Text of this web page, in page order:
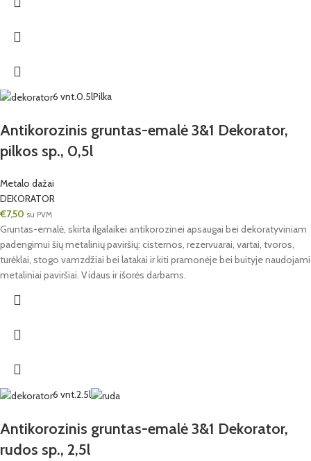
6 vnt.0.5lPilka
Antikorozinis gruntas-emalė 3&1 Dekorator,
pilkos sp., 0,5l
Metalo dažai
DEKORATOR
€7,50 su PVM
Gruntas-emalė, skirta ilgalaikei antikorozinei apsaugai bei dekoratyviniam
padengimui šių metalinių paviršių: cisternos, rezervuarai, vartai, tvoros,
turėklai, stogo vamzdžiai bei latakai ir kiti pramonėje bei buityje naudojami
metaliniai paviršiai. Vidaus ir išorės darbams.
6 vnt.2.5l
Antikorozinis gruntas-emalė 3&1 Dekorator,
rudos sp., 2,5l